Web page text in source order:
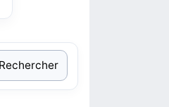
Rechercher